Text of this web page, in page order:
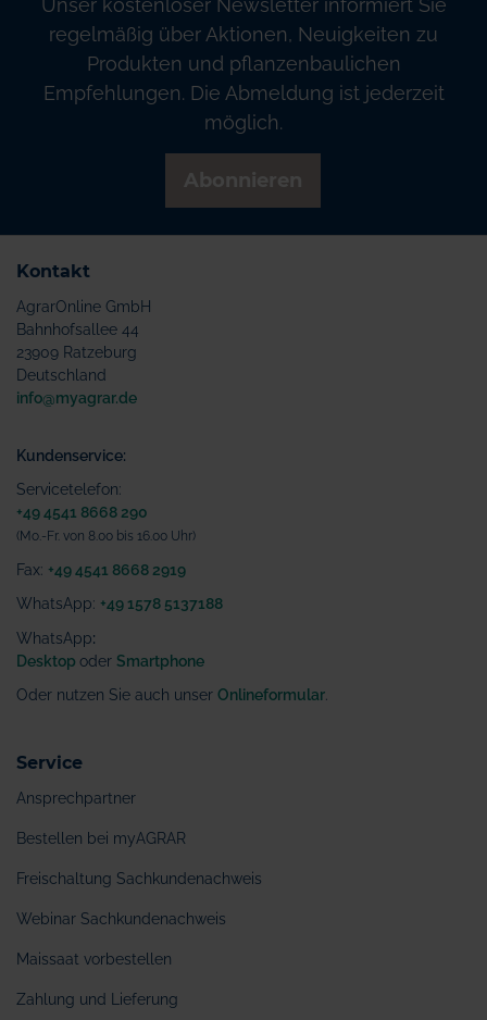
Unser kostenloser Newsletter informiert Sie
regelmäßig über Aktionen, Neuigkeiten zu
Produkten und pflanzenbaulichen
Empfehlungen. Die Abmeldung ist jederzeit
möglich.
Kontakt
AgrarOnline GmbH
Bahnhofsallee 44
23909 Ratzeburg
Deutschland
info@myagrar.de
Kundenservice:
Servicetelefon:
+49 4541 8668 290
(Mo.-Fr. von 8.00 bis 16.00 Uhr)
Fax: +49 4541 8668 2919
WhatsApp: +49 1578 5137188
WhatsApp:
Desktop oder Smartphone
Oder nutzen Sie auch unser Onlineformular
Service
Ansprechpartner
Bestellen bei myAGRAR
Freischaltung Sachkundenachweis
Webinar Sachkundenachweis
Maissaat vorbestellen
Zahlung und Lieferung